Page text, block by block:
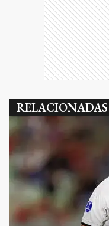
RELACIONADAS